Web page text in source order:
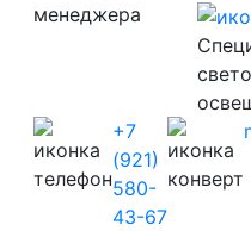
+7
(921)
580-
43-67